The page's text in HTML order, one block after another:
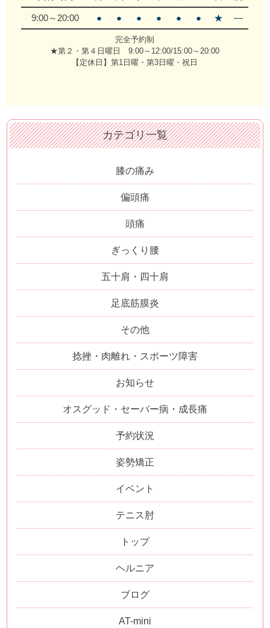
9:00～20:00 ● ● ● ● ● ● ★ ―
完全予約制
★第２・第４日曜日 9:00～12:00/15:00～20:00
【定休日】第1日曜・第3日曜・祝日
カテゴリ一覧
膝の痛み
偏頭痛
頭痛
ぎっくり腰
五十肩・四十肩
足底筋膜炎
その他
捻挫・肉離れ・スポーツ障害
お知らせ
オスグッド・セーバー病・成長痛
予約状況
姿勢矯正
イベント
テニス肘
トップ
ヘルニア
ブログ
AT-mini